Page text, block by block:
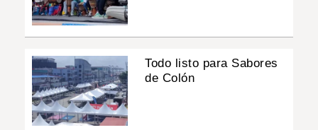
Todo listo para Sabores
de Colón